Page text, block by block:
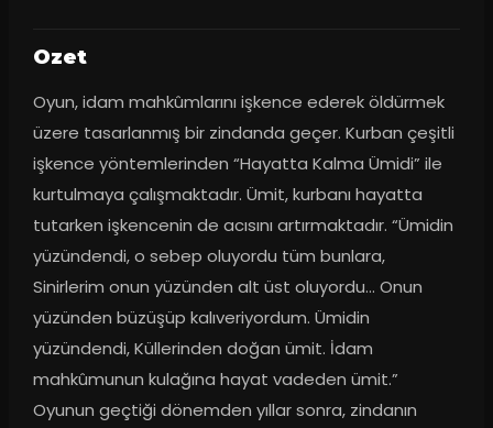
Ozet
Oyun, idam mahkûmlarını işkence ederek öldürmek
üzere tasarlanmış bir zindanda geçer. Kurban çeşitli
işkence yöntemlerinden “Hayatta Kalma Ümidi” ile
kurtulmaya çalışmaktadır. Ümit, kurbanı hayatta
tutarken işkencenin de acısını artırmaktadır. “Ümidin
yüzündendi, o sebep oluyordu tüm bunlara,
Sinirlerim onun yüzünden alt üst oluyordu… Onun
yüzünden büzüşüp kalıveriyordum. Ümidin
yüzündendi, Küllerinden doğan ümit. İdam
mahkûmunun kulağına hayat vadeden ümit.”
Oyunun geçtiği dönemden yıllar sonra, zindanın